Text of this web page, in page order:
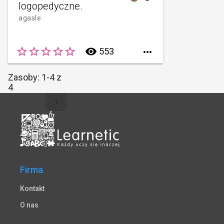
logopedyczne.
agasle
star_borderstar_borderstar_borderstar_borderstar_border remove_red_eye 553 
Zasoby: 1-4 z
4
Firma
Kontakt
O nas